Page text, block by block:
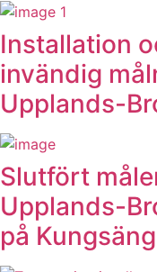
Installation
invändig
Upplands-
Slutfört
Upplands-
på